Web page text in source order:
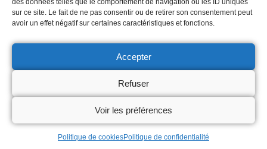
des données telles que le comportement de navigation ou les ID uniques
sur ce site. Le fait de ne pas consentir ou de retirer son consentement peut
avoir un effet négatif sur certaines caractéristiques et fonctions.
Accepter
Refuser
Voir les préférences
Politique de cookiesPolitique de confidentialité
© 2026 Mairie de Bray-Saint-Aignan - Réalisation Atmedia & Partner's